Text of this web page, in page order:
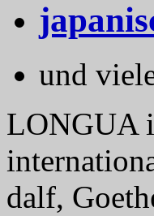
und
LONGUA
dalf,